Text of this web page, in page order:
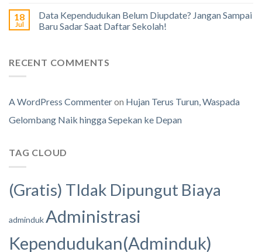
18
Jul
Data Kependudukan Belum Diupdate? Jangan Sampai
Baru Sadar Saat Daftar Sekolah!
RECENT COMMENTS
A WordPress Commenteron Hujan Terus Turun, Waspada
Gelombang Naik hingga Sepekan ke Depan
TAG CLOUD
(Gratis) TIdak Dipungut Biaya
adminduk Administrasi
Kependudukan(Adminduk)